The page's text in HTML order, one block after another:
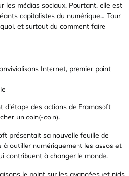
les médias sociaux. Pourtant, elle est
capitalistes du numérique… Tour
et surtout du comment faire
Internet, premier point
d'étape des actions de Framasoft
un coin(-coin).
présentait sa nouvelle feuille de
à outiller numériquement les assos et
contribuent à changer le monde.
le point sur les avancées (et nids